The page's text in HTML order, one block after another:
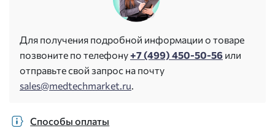
Для получения подробной информации о товаре
позвоните по телефону+7 (499) 450-50-56 или
отправьте свой запрос на почту
sales@medtechmarket.ru.
Способы оплаты